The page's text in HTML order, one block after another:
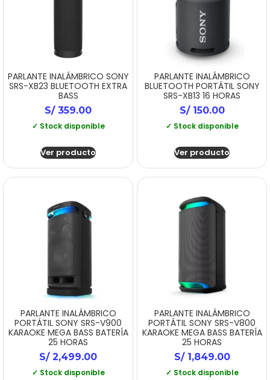
PARLANTE INALÁMBRICO SONY
SRS-XB23 BLUETOOTH EXTRA
BASS
S/359.00
✓ Stock disponible
Ver producto
PARLANTE INALÁMBRICO
BLUETOOTH PORTÁTIL SONY
SRS-XB13 16 HORAS
S/150.00
✓ Stock disponible
Ver producto
PARLANTE INALÁMBRICO
PORTÁTIL SONY SRS-V900
KARAOKE MEGA BASS BATERÍA
25 HORAS
S/2,499.00
✓ Stock disponible
PARLANTE INALÁMBRICO
PORTÁTIL SONY SRS-V800
KARAOKE MEGA BASS BATERÍA
25 HORAS
S/1,849.00
✓ Stock disponible